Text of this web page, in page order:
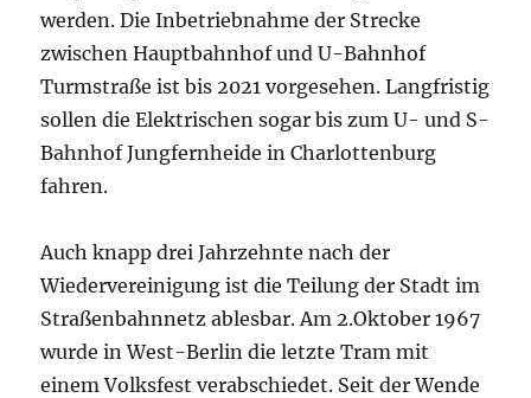
werden. Die Inbetriebnahme der Strecke
zwischen Hauptbahnhof und U-Bahnhof
Turmstraße ist bis 2021 vorgesehen. Langfristig
sollen die Elektrischen sogar bis zum U- und S-
Bahnhof Jungfernheide in Charlottenburg
fahren.
Auch knapp drei Jahrzehnte nach der
Wiedervereinigung ist die Teilung der Stadt im
Straßenbahnnetz ablesbar. Am 2.Oktober 1967
wurde in West-Berlin die letzte Tram mit
einem Volksfest verabschiedet. Seit der Wende